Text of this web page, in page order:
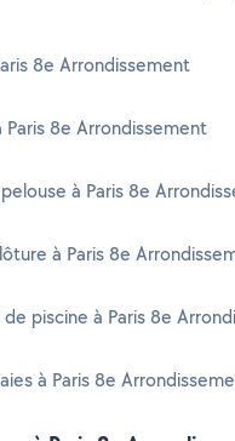
8e Arrondissement
Paris 8e Arrondissement
à Paris 8e
à Paris 8e
piscine à Paris 8e
à Paris 8e